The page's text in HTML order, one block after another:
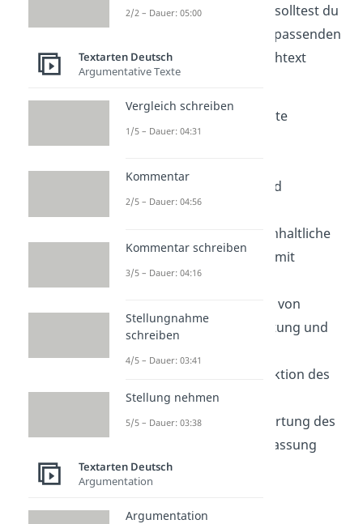
Eine solche Gliederung solltest du
dem Schreiben mit passenden
Informationen zum Sachtext
füllen:
Einleitung:wichtigste
Textinformationen
2.1 Kernaussage und
Sinnabschnitte
2.2 ausführlichere inhaltliche
Zusammenfassung mit
Struktur
2.3 Zusammenhang von
sprachlicher Gestaltung und
2.4 Absicht und Funktion des
Textes
Schluss: Fazit: Bewertung des
Textes, Zusammenfassung
2/2 – Dauer: 05:00
Textarten Deutsch
Argumentative Texte
Vergleich schreiben
1/5 – Dauer: 04:31
Kommentar
2/5 – Dauer: 04:56
Kommentar schreiben
3/5 – Dauer: 04:16
Stellungnahme
schreiben
4/5 – Dauer: 03:41
Stellung nehmen
5/5 – Dauer: 03:38
Textarten Deutsch
Argumentation
Argumentation